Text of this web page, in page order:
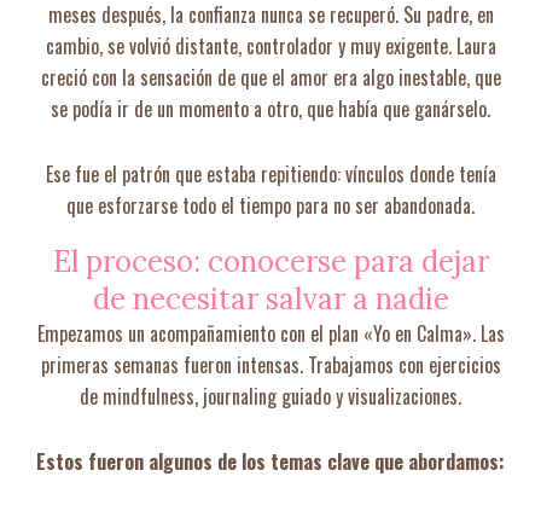
meses después, la confianza nunca se recuperó. Su padre, en
cambio, se volvió distante, controlador y muy exigente. Laura
creció con la sensación de que el amor era algo inestable, que
se podía ir de un momento a otro, que había que ganárselo.
Ese fue el patrón que estaba repitiendo: vínculos donde tenía
que esforzarse todo el tiempo para no ser abandonada.
El proceso: conocerse para dejar
de necesitar salvar a nadie
Empezamos un acompañamiento con el plan «Yo en Calma». Las
primeras semanas fueron intensas. Trabajamos con ejercicios
de mindfulness, journaling guiado y visualizaciones.
Estos fueron algunos de los temas clave que abordamos: